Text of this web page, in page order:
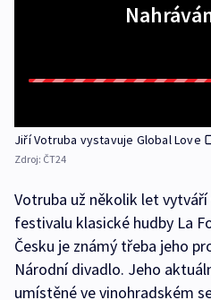
Jiří Votruba vystavuje Global Love
Zdroj: ČT24
Votruba už několik let
festivalu klasické hudby La
Česku je známý třeba jeho
Národní divadlo. Jeho
umístěné ve vinohradském